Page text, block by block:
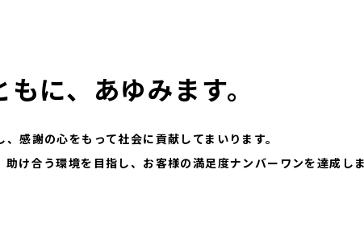
に、あゆみます。
感謝の心をもって社会に貢献してまいります。
け合う環境を目指し、お客様の満足度ナンバーワンを達成し